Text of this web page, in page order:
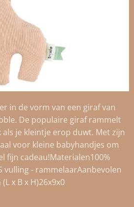
in de vorm van een giraf van
De populaire giraf rammelt
je kleintje erop duwt. Met zijn
voor kleine babyhandjes om
fijn cadeau!Materialen100%
vulling - rammelaarAanbevolen
x B x H)26x9x0